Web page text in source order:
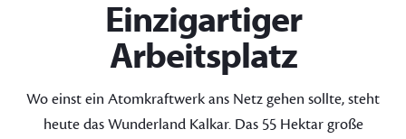
Einzigartiger
Arbeitsplatz
Wo einst ein Atomkraftwerk ans Netz gehen sollte, steht
heute das Wunderland Kalkar. Das 55 Hektar große